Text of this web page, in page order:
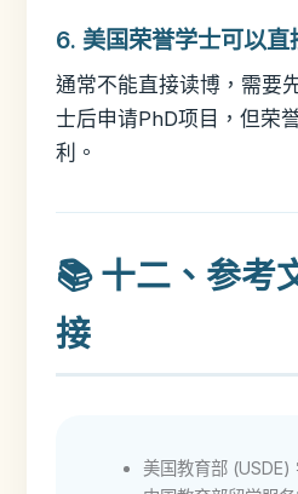
6. 美国荣誉学士可以直
通常不能直接读博，需要
士后申请PhD项目，但荣
利。
📚 十二、参考
接
美国教育部 (USDE)